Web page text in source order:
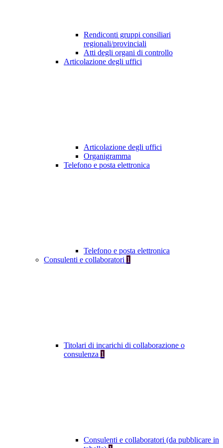
Rendiconti gruppi consiliari
regionali/provinciali
Atti degli organi di controllo
Articolazione degli uffici
Articolazione degli uffici
Organigramma
Telefono e posta elettronica
Telefono e posta elettronica
Consulenti e collaboratori 1
Titolari di incarichi di collaborazione o
consulenza 1
Consulenti e collaboratori (da pubblicare in